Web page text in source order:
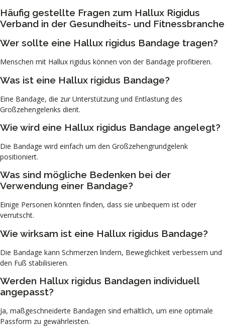
Häufig gestellte Fragen zum Hallux Rigidus
Verband in der Gesundheits- und Fitnessbranche
Wer sollte eine Hallux rigidus Bandage tragen?
Menschen mit Hallux rigidus können von der Bandage profitieren.
Was ist eine Hallux rigidus Bandage?
Eine Bandage, die zur Unterstützung und Entlastung des
Großzehengelenks dient.
Wie wird eine Hallux rigidus Bandage angelegt?
Die Bandage wird einfach um den Großzehengrundgelenk
positioniert.
Was sind mögliche Bedenken bei der
Verwendung einer Bandage?
Einige Personen könnten finden, dass sie unbequem ist oder
verrutscht.
Wie wirksam ist eine Hallux rigidus Bandage?
Die Bandage kann Schmerzen lindern, Beweglichkeit verbessern und
den Fuß stabilisieren.
Werden Hallux rigidus Bandagen individuell
angepasst?
Ja, maßgeschneiderte Bandagen sind erhältlich, um eine optimale
Passform zu gewährleisten.